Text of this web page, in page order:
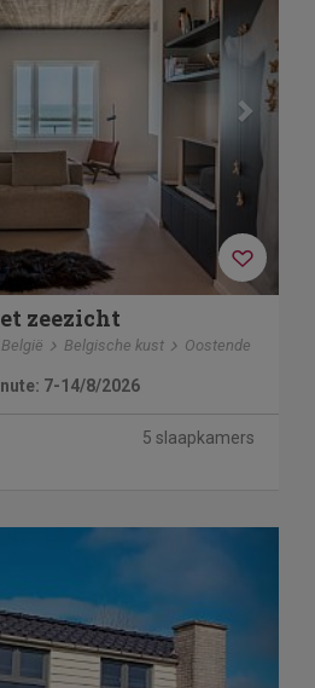
zeezicht
België Belgische kust Oostende
7-14/8/2026
5 slaapkamers